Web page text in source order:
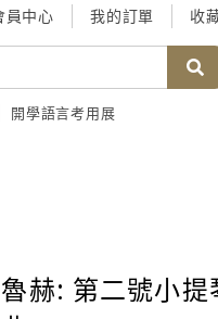
員中心 我的訂單 收
開學語言考用展
赫: 第二號小